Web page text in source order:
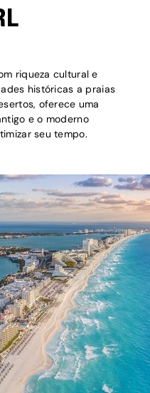
riqueza cultural e
históricas a praias
oferece uma
e o moderno
seu tempo.